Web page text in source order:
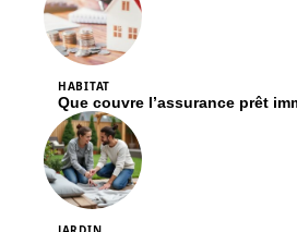
HABITAT
Que couvre l’assurance prêt